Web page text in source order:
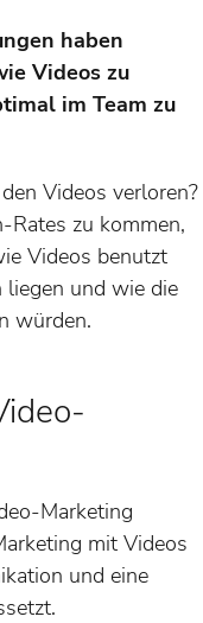
haben
Videos zu
im Team zu
Videos verloren?
Rates zu kommen,
Videos benutzt
und wie die
würden.
Marketing
mit Videos
und eine